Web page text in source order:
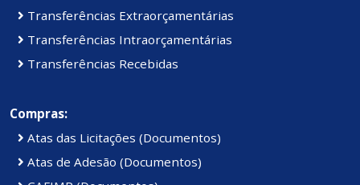
Transferências Extraorçamentárias
Transferências Intraorçamentárias
Transferências Recebidas
Compras:
Atas das Licitações (Documentos)
Atas de Adesão (Documentos)